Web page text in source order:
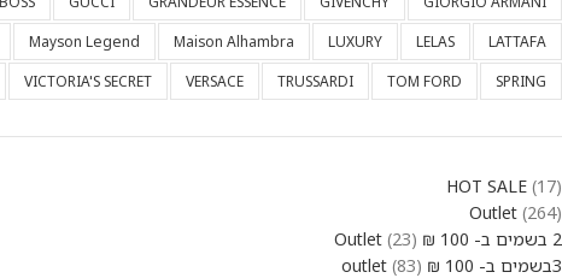
LATTAFA
LELAS
LUXURY
Maison Alhambra
Mayson Legend
SPRING
TOM FORD
TRUSSARDI
VERSACE
VICTORIA'S SECRET
HOT SALE 17
Outlet 264
2 בשמים ב- 100 ₪ Outlet
23
3בשמים ב- 100 ₪ outlet
83